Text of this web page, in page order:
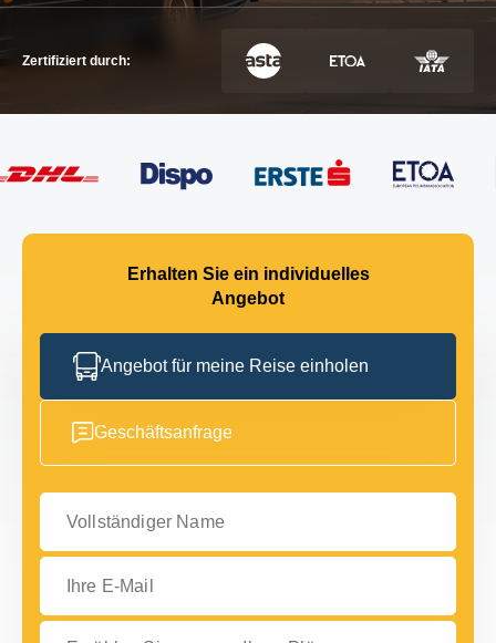
Zertifiziert durch:
Erhalten Sie ein individuelles
Angebot
Angebot für meine Reise einholen
Geschäftsanfrage
Vollständiger Name
Ihre E-Mail
Erzählen Sie uns von Ihren Plänen